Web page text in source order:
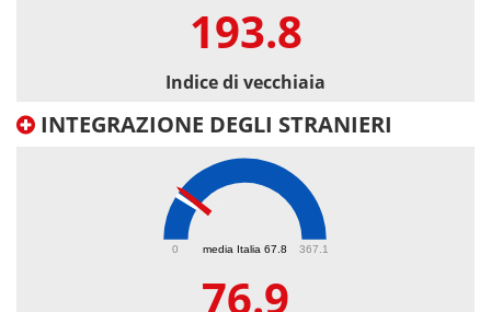
193.8
Indice di vecchiaia
INTEGRAZIONE DEGLI STRANIERI
media Italia 67.8
0 367.1
76.9